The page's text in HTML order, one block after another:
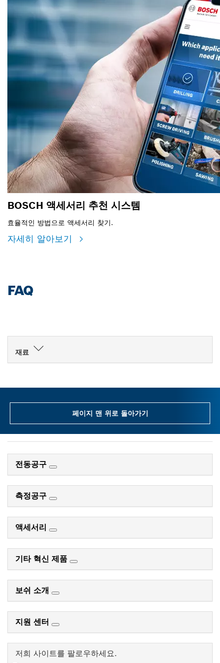
BOSCH 액세서리 추천 시스템
효율적인 방법으로 액세서리 찾기.
자세히 알아보기
FAQ
재료
페이지 맨 위로 돌아가기
전동공구
측정공구
액세서리
기타 혁신 제품
보쉬 소개
지원 센터
저희 사이트를 팔로우하세요.